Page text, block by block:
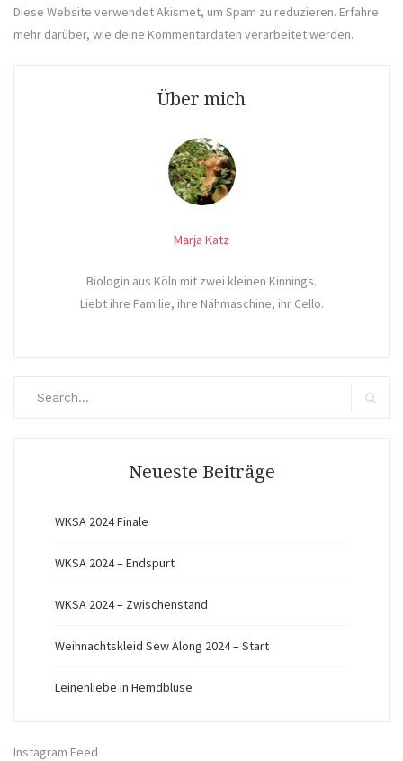
Diese Website verwendet Akismet, um Spam zu reduzieren. Erfahre
mehr darüber, wie deine Kommentardaten verarbeitet werden.
Über mich
Marja Katz
Biologin aus Köln mit zwei kleinen Kinnings.
Liebt ihre Familie, ihre Nähmaschine, ihr Cello.
Neueste Beiträge
WKSA 2024 Finale
WKSA 2024 – Endspurt
WKSA 2024 – Zwischenstand
Weihnachtskleid Sew Along 2024 – Start
Leinenliebe in Hemdbluse
Instagram Feed